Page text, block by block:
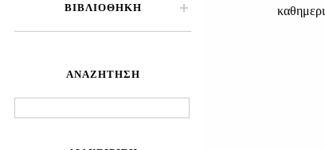
ΒΙΒΛΙΟΘΉΚΗ
ΑΝΑΖΉΤΗΣΗ